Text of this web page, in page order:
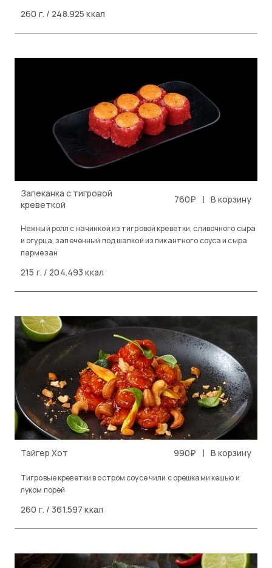
260 г. / 248.925 ккал
Запеканка с тигровой
креветкой
760₽ | В корзину
Нежный ролл с начинкой из тигровой креветки, сливочного сыра
и огурца, запечённый под шапкой из пикантного соуса и сыра
пармезан
215 г. / 204.493 ккал
Тайгер Хот 990₽ | В корзину
Тигровые креветки в остром соусе чили с орешками кешью и
луком порей
260 г. / 361.597 ккал